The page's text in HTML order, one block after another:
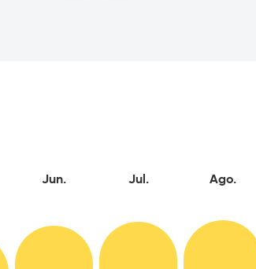
Jun. Jul. Ago.